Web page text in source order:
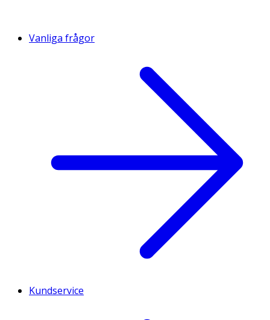
Vanliga frågor
Kundservice